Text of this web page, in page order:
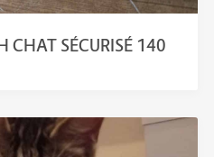
SÉCURISÉ 140